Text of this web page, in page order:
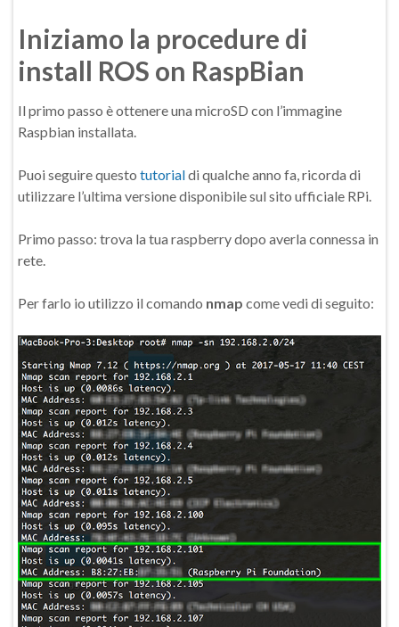
Iniziamo la procedure di
install ROS on RaspBian
Il primo passo è ottenere una microSD con l’immagine
Raspbian installata.
Puoi seguire questo tutorialdi qualche anno fa, ricorda di
utilizzare l’ultima versione disponibile sul sito ufficiale RPi.
Primo passo: trova la tua raspberry dopo averla connessa in
rete.
Per farlo io utilizzo il comando nmap come vedi di seguito: